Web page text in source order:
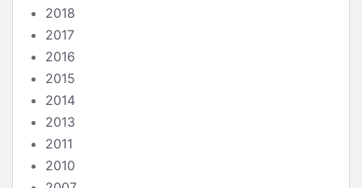
2018
2017
2016
2015
2014
2013
2011
2010